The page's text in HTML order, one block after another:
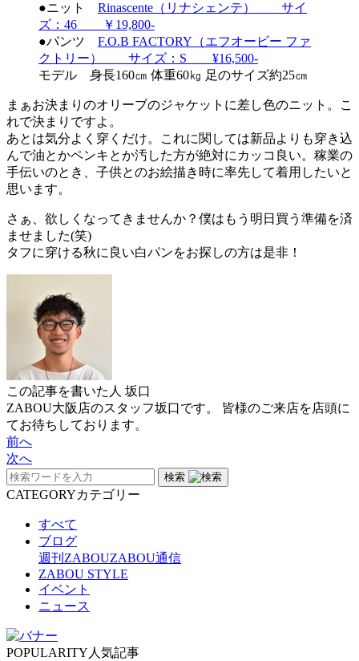
●ニット Rinascente（リナシェンテ） サイ
ズ：46 ￥19,800-
●パンツ F.O.B FACTORY（エフオービー ファ
クトリー） サイズ：S ¥16,500-
モデル 身長160㎝ 体重60㎏ 足のサイズ約25㎝
まぁお決まりのオリーブのジャケットに差し色のニット。こ
れで決まりですよ。
あとは気分よく穿くだけ。これに関しては新品よりも穿き込
んで油とかペンキとか汚した方が絶対にカッコ良い。稼業の
手伝いのとき、子供とのお絵描き時に率先して着用したいと
思います。
さぁ、欲しくなってきませんか？僕はもう明日買う準備を済
ませました(笑)
タフに穿ける秋に良い白パンをお探しの方は是非！
この記事を書いた人 坂口
ZABOU大阪店のスタッフ坂口です。 皆様のご来店を店頭に
てお待ちしております。
前へ
次へ
検索
CATEGORYカテゴリー
すべて
ブログ
週刊ZABOUZABOU通信
ZABOU STYLE
イベント
ニュース
POPULARITY 人気記事